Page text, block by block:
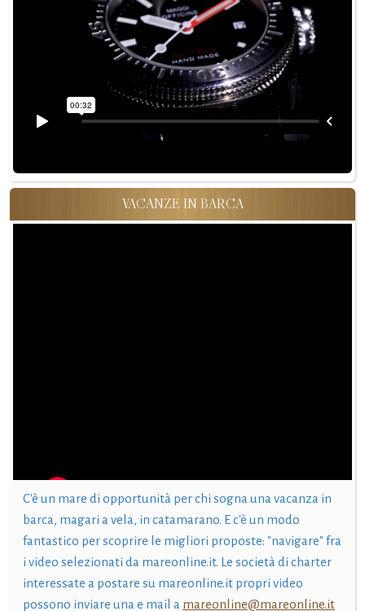
VACANZE IN BARCA
C'è un mare di opportunità per chi sogna una vacanza in
barca, magari a vela, in catamarano. E c'è un modo
fantastico per scoprire le migliori proposte: "navigare" fra
i video selezionati da mareonline.it. Le società di charter
interessate a postare su mareonline.it propri video
possono inviare una e mail a mareonline@mareonline.it